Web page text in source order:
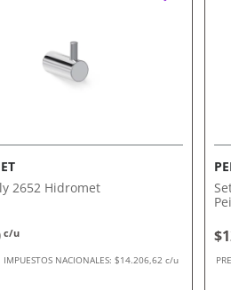
2652 Hidromet
c/u
IMPUESTOS NACIONALES: $14.206,62 c/u